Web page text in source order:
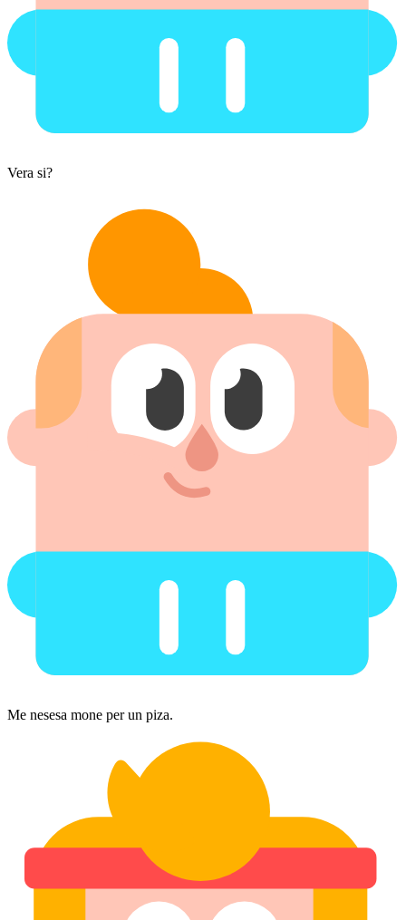
Vera si?
Me nesesa mone per un piza.